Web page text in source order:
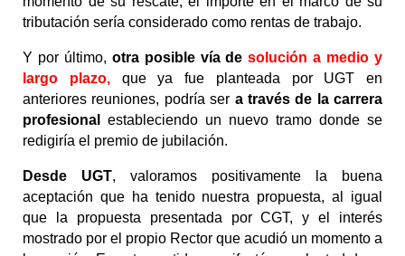
tributación sería considerado como rentas de trabajo.
Y por último, otra posible vía de solucióna medio y
largo plazo, que ya fue planteada por UGT en
anteriores reuniones, podría ser a través de la carrera
profesional estableciendo un nuevo tramo donde se
redigiría el premio de jubilación.
Desde UGT, valoramos positivamente la buena
aceptación que ha tenido nuestra propuesta, al igual
que la propuesta presentada por CGT, y el interés
mostrado por el propio Rector que acudió un momento a